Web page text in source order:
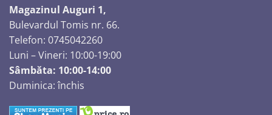
Magazinul Auguri 1,
Bulevardul Tomis nr. 66.
Telefon: 0745042260
Luni – Vineri: 10:00-19:00
Sâmbăta: 10:00-14:00
Duminica: închis